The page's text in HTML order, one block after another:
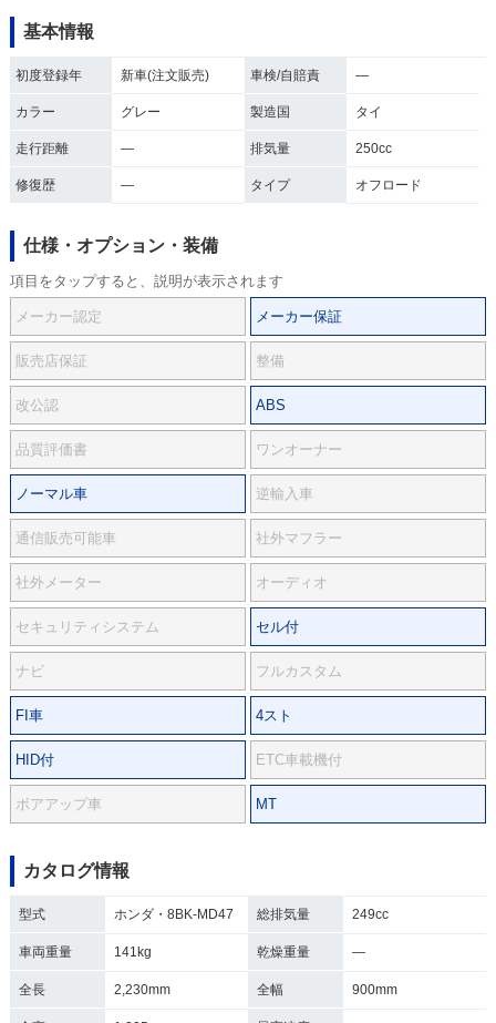
基本情報
初度登録年 新車(注文販売) 車検/自賠責 ―
カラー グレー 製造国 タイ
走行距離 ― 排気量 250cc
修復歴 ― タイプ オフロード
仕様・オプション・装備
項目をタップすると、説明が表示されます
メーカー認定 メーカー保証
販売店保証 整備
改公認 ABS
品質評価書 ワンオーナー
ノーマル車 逆輸入車
通信販売可能車 社外マフラー
社外メーター オーディオ
セキュリティシステム セル付
ナビ フルカスタム
FI車 4スト
HID付 ETC車載機付
ボアアップ車 MT
カタログ情報
型式 ホンダ・8BK-MD47 総排気量 249cc
車両重量 141kg 乾燥重量 ―
全長 2,230mm 全幅 900mm